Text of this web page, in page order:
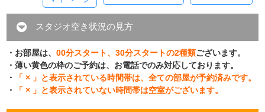
スタジオ空き状況の見方
・お部屋は、00分スタート、30分スタートの2種類ございます。
・薄い黄色の枠のご予約は、お電話でのみ対応しております。
・
「 × 」と表示されている時間帯は、全ての部屋が予約済みです。
・
「 × 」と表示されていない時間帯は空室がございます。